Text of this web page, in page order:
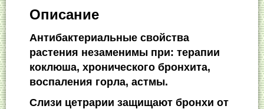
Описание
Антибактериальные свойства
растения незаменимы при: терапии
коклюша, хронического бронхита,
воспаления горла, астмы.
Слизи цетрарии защищают бронхи от